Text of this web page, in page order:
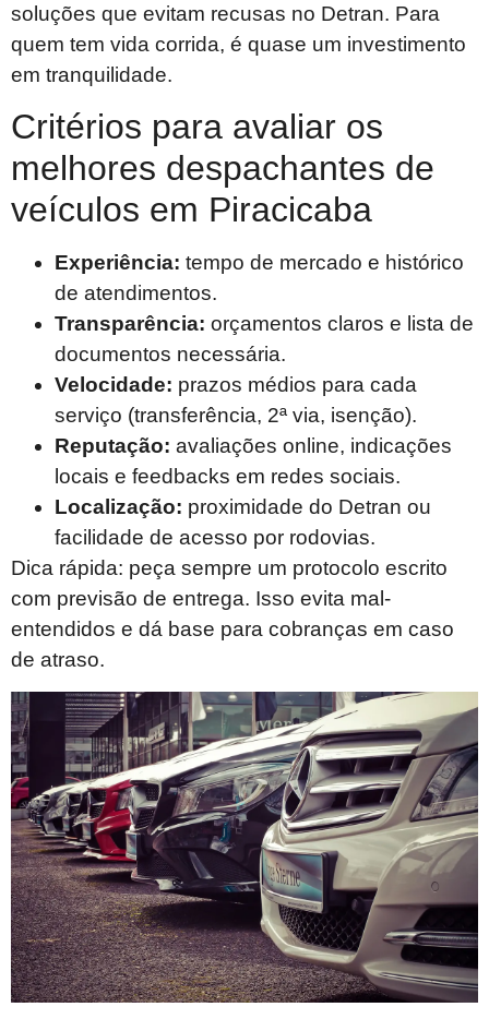
soluções que evitam recusas no Detran. Para
quem tem vida corrida, é quase um investimento
em tranquilidade.
Critérios para avaliar os
melhores despachantes de
veículos em Piracicaba
Experiência: tempo de mercado e histórico
de atendimentos.
Transparência: orçamentos claros e lista de
documentos necessária.
Velocidade: prazos médios para cada
serviço (transferência, 2ª via, isenção).
Reputação: avaliações online, indicações
locais e feedbacks em redes sociais.
Localização: proximidade do Detran ou
facilidade de acesso por rodovias.
Dica rápida: peça sempre um protocolo escrito
com previsão de entrega. Isso evita mal-
entendidos e dá base para cobranças em caso
de atraso.